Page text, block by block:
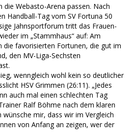
die Webasto-Arena passen. Nach
Handball-Tag vom SV Fortuna 50
Jahnsportforum tritt das Frauen-
im „Stammhaus“ auf: Am
die favorisierten Fortunen, die gut im
den MV-Liga-Sechsten
wenngleich wohl kein so deutlicher
HSV Grimmen (26:11). „Jedes
auch mal einen schlechten Tag
Ralf Böhme nach dem klaren
wünsche mir, dass wir im Vergleich
von Anfang an zeigen, wer der